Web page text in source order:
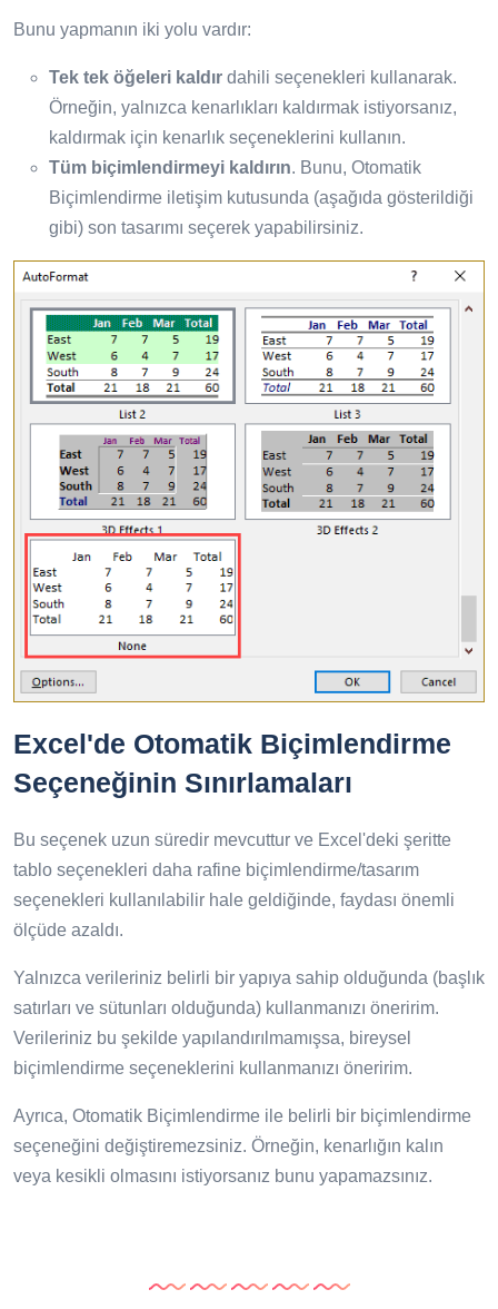
Bunu yapmanın iki yolu vardır:
Tek tek öğeleri kaldır dahili seçenekleri kullanarak.
Örneğin, yalnızca kenarlıkları kaldırmak istiyorsanız,
kaldırmak için kenarlık seçeneklerini kullanın.
Tüm biçimlendirmeyi kaldırın. Bunu, Otomatik
Biçimlendirme iletişim kutusunda (aşağıda gösterildiği
gibi) son tasarımı seçerek yapabilirsiniz.
Excel'de Otomatik Biçimlendirme
Seçeneğinin Sınırlamaları
Bu seçenek uzun süredir mevcuttur ve Excel'deki şeritte
tablo seçenekleri daha rafine biçimlendirme/tasarım
seçenekleri kullanılabilir hale geldiğinde, faydası önemli
ölçüde azaldı.
Yalnızca verileriniz belirli bir yapıya sahip olduğunda (başlık
satırları ve sütunları olduğunda) kullanmanızı öneririm.
Verileriniz bu şekilde yapılandırılmamışsa, bireysel
biçimlendirme seçeneklerini kullanmanızı öneririm.
Ayrıca, Otomatik Biçimlendirme ile belirli bir biçimlendirme
seçeneğini değiştiremezsiniz. Örneğin, kenarlığın kalın
veya kesikli olmasını istiyorsanız bunu yapamazsınız.